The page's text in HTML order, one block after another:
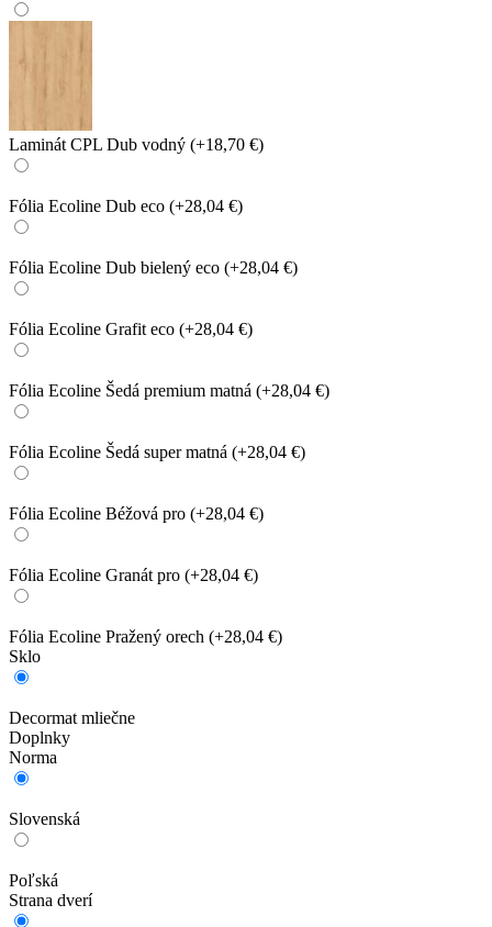
Laminát CPL Dub vodný (+18,70 €)
Fólia Ecoline Dub eco (+28,04 €)
Fólia Ecoline Dub bielený eco (+28,04 €)
Fólia Ecoline Grafit eco (+28,04 €)
Fólia Ecoline Šedá premium matná (+28,04 €)
Fólia Ecoline Šedá super matná (+28,04 €)
Fólia Ecoline Béžová pro (+28,04 €)
Fólia Ecoline Granát pro (+28,04 €)
Fólia Ecoline Pražený orech (+28,04 €)
Sklo
Decormat mliečne
Doplnky
Norma
Slovenská
Poľská
Strana dverí